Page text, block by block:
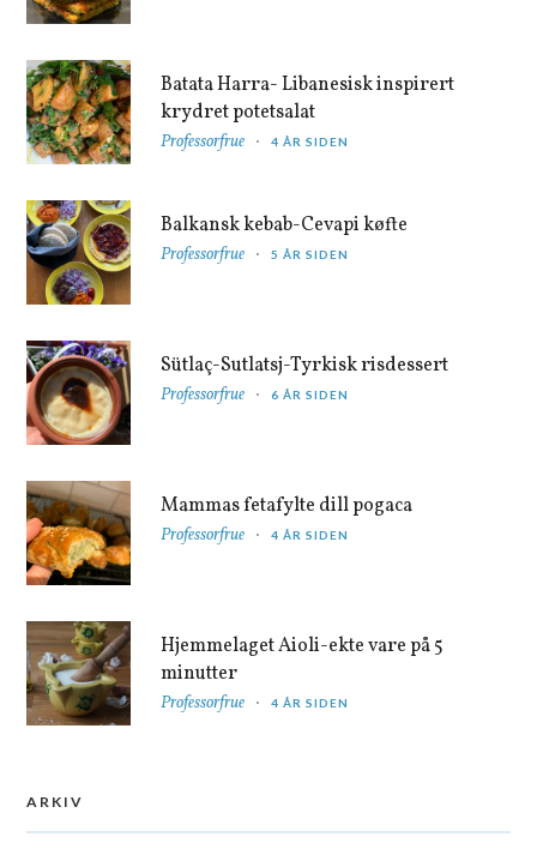
Batata Harra- Libanesisk inspirert
krydret potetsalat
Professorfrue 4 ÅR SIDEN
Balkansk kebab-Cevapi køfte
Professorfrue 5 ÅR SIDEN
Sütlaç-Sutlatsj-Tyrkisk risdessert
Professorfrue 6 ÅR SIDEN
Mammas fetafylte dill pogaca
Professorfrue 4 ÅR SIDEN
Hjemmelaget Aioli-ekte vare på 5
minutter
Professorfrue 4 ÅR SIDEN
ARKIV